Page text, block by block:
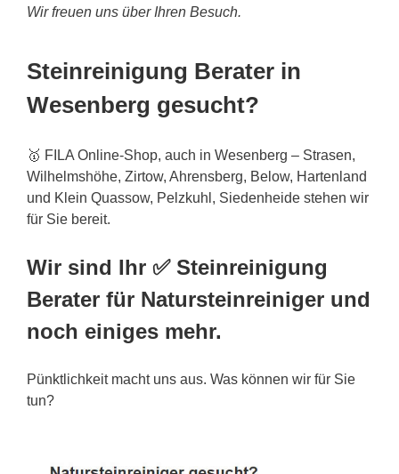
Wir freuen uns über Ihren Besuch.
Steinreinigung Berater in
Wesenberg gesucht?
🥇 FILA Online-Shop, auch in Wesenberg – Strasen,
Wilhelmshöhe, Zirtow, Ahrensberg, Below, Hartenland
und Klein Quassow, Pelzkuhl, Siedenheide stehen wir
für Sie bereit.
Wir sind Ihr ✅ Steinreinigung
Berater für Natursteinreiniger und
noch einiges mehr.
Pünktlichkeit macht uns aus. Was können wir für Sie
tun?